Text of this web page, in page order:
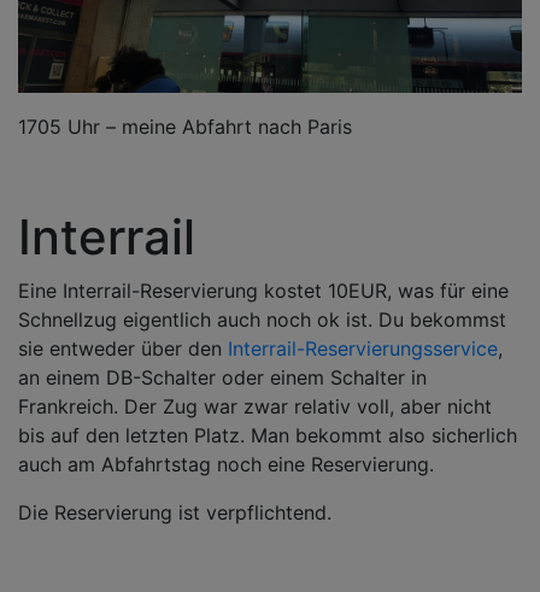
1705 Uhr – meine Abfahrt nach Paris
Interrail
Eine Interrail-Reservierung kostet 10EUR, was für eine
Schnellzug eigentlich auch noch ok ist. Du bekommst
sie entweder über den Interrail-Reservierungsservice,
an einem DB-Schalter oder einem Schalter in
Frankreich. Der Zug war zwar relativ voll, aber nicht
bis auf den letzten Platz. Man bekommt also sicherlich
auch am Abfahrtstag noch eine Reservierung.
Die Reservierung ist verpflichtend.